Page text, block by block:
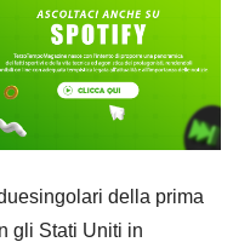
della prima
gli Stati Uniti in